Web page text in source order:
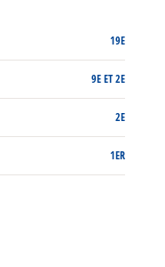
19E
9E ET 2E
2E
1ER